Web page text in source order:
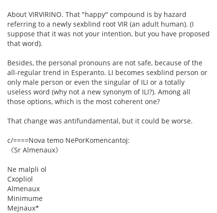
About VIRVIRINO. That "happy" compound is by hazard
referring to a newly sexblind root VIR (an adult human). (I
suppose that it was not your intention, but you have proposed
that word).
Besides, the personal pronouns are not safe, because of the
all-regular trend in Esperanto. LI becomes sexblind person or
only male person or even the singular of ILI or a totally
useless word (why not a new synonym of ILI?). Among all
those options, which is the most coherent one?
That change was antifundamental, but it could be worse.
c/====Nova temo NePorKomencantoj:
《Sr Almenaux》
Ne malpli ol
Cxopliol
Almenaux
Minimume
Mejnaux*